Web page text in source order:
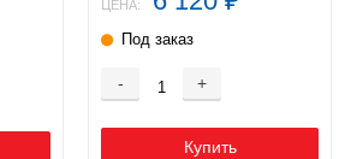
ЦЕНА:
Под заказ
- +
Купить